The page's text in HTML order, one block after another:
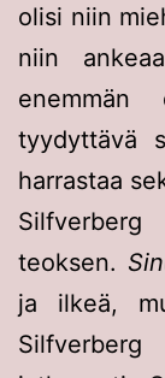
olisi niin
niin
tyydyttävä
harrastaa
teoksen.
ja ilkeä,
Silfverberg